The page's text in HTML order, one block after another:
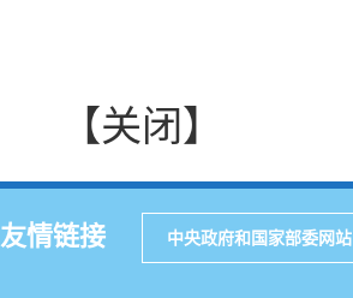
【关闭】
友情链接 中央政府和国家部委网站